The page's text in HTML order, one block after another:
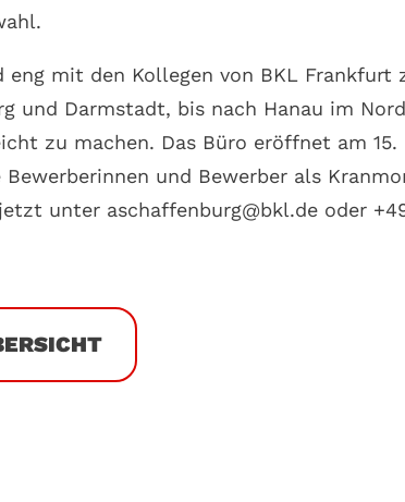
eng mit den Kollegen von BKL
und Darmstadt, bis nach Hanau im
zu machen. Das Büro eröffnet am
und Bewerber als
unter aschaffenburg@bkl.de oder